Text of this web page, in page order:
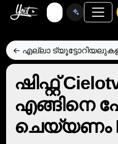
← എല്ലാ
ഷിഫ്റ്റ്
എങ്ങിനെ
ചെയ്യണം